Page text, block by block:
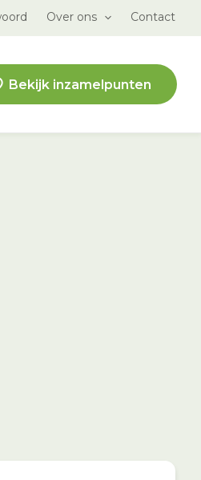
Over ons Contact
Bekijk inzamelpunten